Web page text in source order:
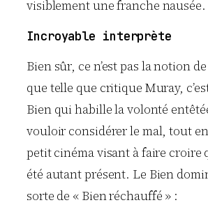
visiblement une franche nausée.
Incroyable interprète
Bien sûr, ce n’est pas la notion
que telle que critique Muray,
Bien qui habille la volonté
vouloir considérer le mal, tout
petit cinéma visant à faire croire
été autant présent. Le Bien
sorte de « Bien réchauffé » :